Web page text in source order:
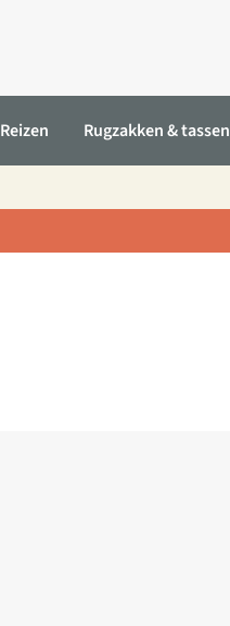
Reizen Rugzakken & tassen